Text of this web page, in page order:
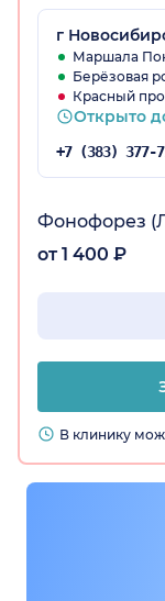
г
Маршала
Берёзовая
Красный
Открыто
Фонофорез
от 1 400 ₽
В клинику